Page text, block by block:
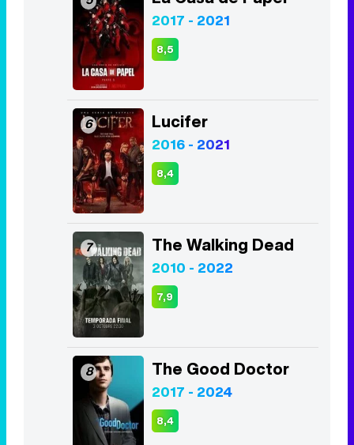
6 Lucifer
2016 - 2021
8,4
7 The Walking Dead
2010 - 2022
7,9
8 The Good Doctor
2017 - 2024
8,4
9 Los Bridgerton
2020 - Act
8,2